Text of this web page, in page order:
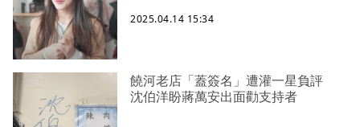
2025.04.14 15:34
饒河老店「蓋簽名」遭灌一星負評
沈伯洋盼蔣萬安出面勸支持者